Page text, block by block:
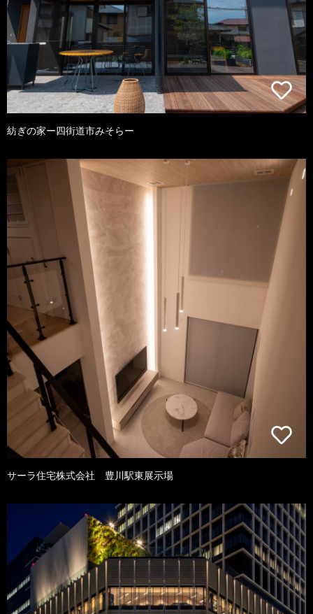
紡ぎの家ー四街道市みそらー
サーラ住宅株式会社 豊川駅東展示場